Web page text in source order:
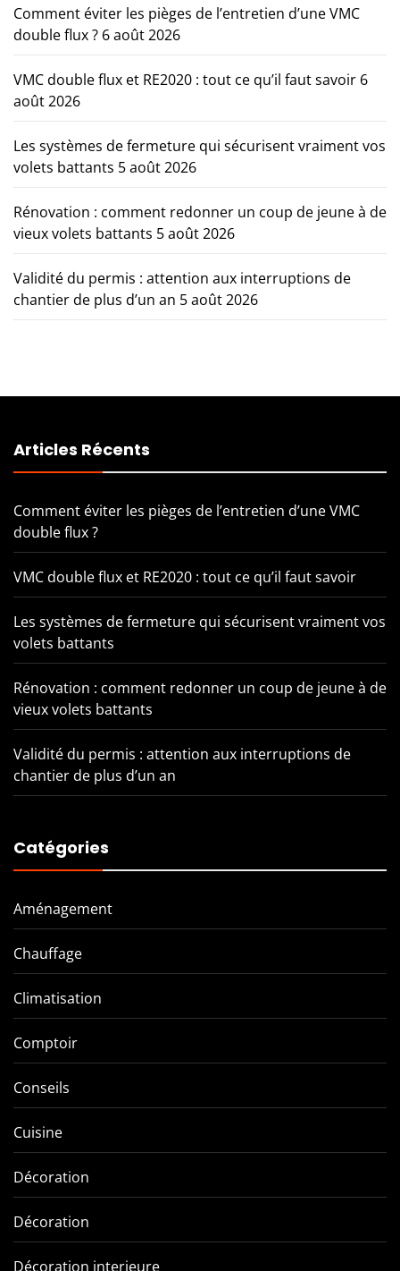
Comment éviter les pièges de l’entretien d’une VMC
double flux ? 6 août 2026
VMC double flux et RE2020 : tout ce qu’il faut savoir 6
août 2026
Les systèmes de fermeture qui sécurisent vraiment vos
volets battants 5 août 2026
Rénovation : comment redonner un coup de jeune à de
vieux volets battants 5 août 2026
Validité du permis : attention aux interruptions de
chantier de plus d’un an 5 août 2026
Articles Récents
Comment éviter les pièges de l’entretien d’une VMC
double flux ?
VMC double flux et RE2020 : tout ce qu’il faut savoir
Les systèmes de fermeture qui sécurisent vraiment vos
volets battants
Rénovation : comment redonner un coup de jeune à de
vieux volets battants
Validité du permis : attention aux interruptions de
chantier de plus d’un an
Catégories
Aménagement
Chauffage
Climatisation
Comptoir
Conseils
Cuisine
Décoration
Décoration
Décoration interieure